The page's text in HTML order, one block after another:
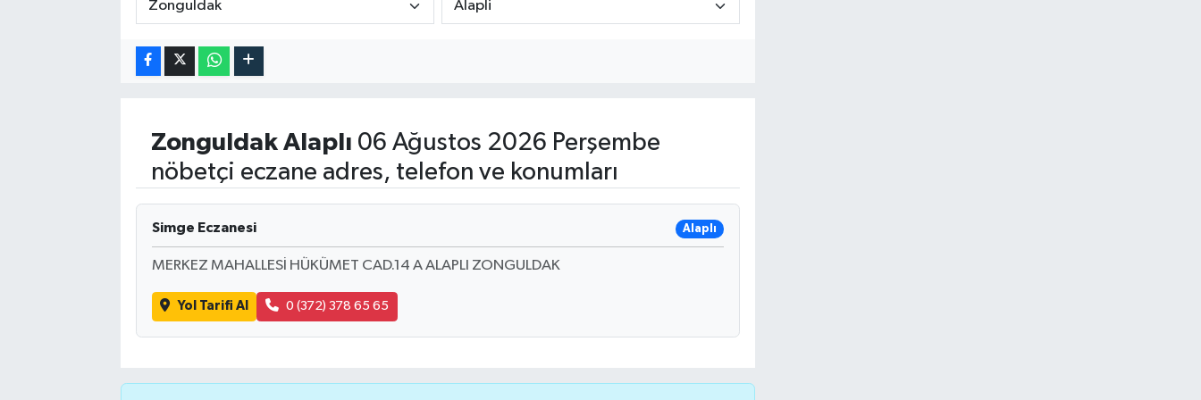
Zonguldak Alaplı 06 Ağustos 2026 Perşembe
nöbetçi eczane adres, telefon ve konumları
Simge Eczanesi Alaplı
MERKEZ MAHALLESİ HÜKÜMET CAD.14 A ALAPLI ZONGULDAK
Yol Tarifi Al 0 (372) 378 65 65